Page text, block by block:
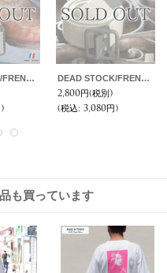
DEAD STOCK/FRENCH OPEN BUCKLE CANVAS BELT (フランス陸軍 オープンバックル キャンバスペルト） DEAD STOCK/FRENCH OPEN BUCKLE CANVAS BELT (フランス陸軍 オープンバックル キャンバスペルト）
2,800円(税別)
(税込: 3,080円)
も買っています